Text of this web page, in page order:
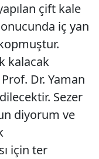
çift kale
iç yan
kalacak
Dr. Yaman
Sezer
diyorum ve
için ter